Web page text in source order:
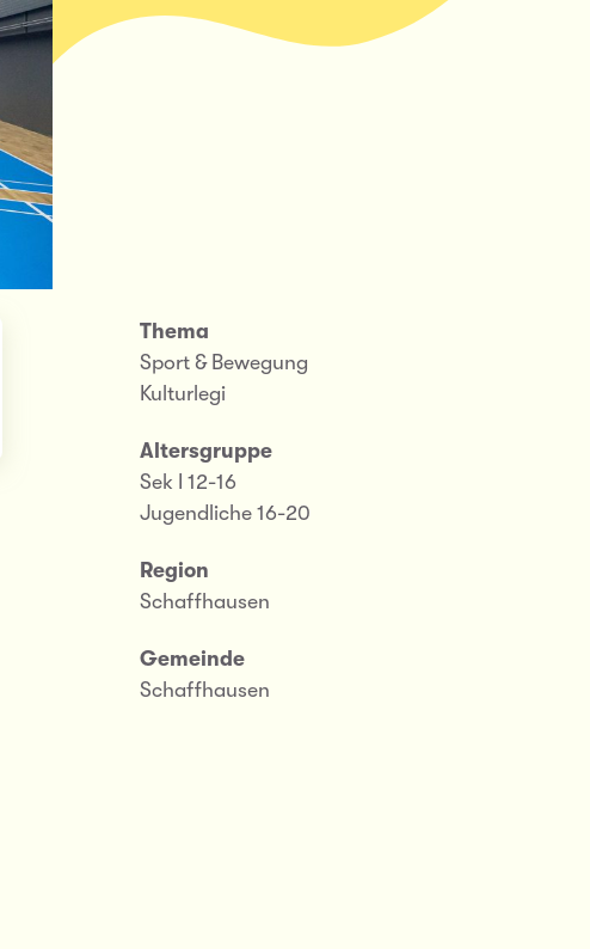
Thema
Sport & Bewegung
Kulturlegi
Altersgruppe
Sek I 12-16
Jugendliche 16-20
Region
Schaffhausen
Gemeinde
Schaffhausen